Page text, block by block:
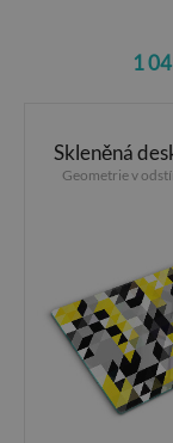
1
Skleněná
Geometrie v